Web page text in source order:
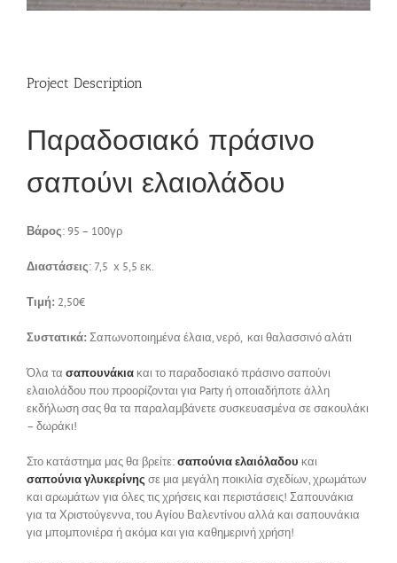
Επικοινωνία
Project Description
Παραδοσιακό πράσινο
σαπούνι ελαιολάδου
Βάρος: 95 – 100γρ
Διαστάσεις: 7,5 x 5,5 εκ.
Τιμή: 2,50€
Συστατικά: Σαπωνοποιημένα έλαια, νερό, και θαλασσινό αλάτι
Όλα τα σαπουνάκια και το παραδοσιακό πράσινο σαπούνι
ελαιολάδου που προορίζονται για Party ή οποιαδήποτε άλλη
εκδήλωση σας θα τα παραλαμβάνετε συσκευασμένα σε σακουλάκι
– δωράκι!
Στο κατάστημα μας θα βρείτε:σαπούνια ελαιόλαδου και
σαπούνια γλυκερίνηςσε μια μεγάλη ποικιλία σχεδίων, χρωμάτων
και αρωμάτων για όλες τις χρήσεις και περιστάσεις! Σαπουνάκια
για τα Χριστούγεννα, του Αγίου Βαλεντίνου αλλά και σαπουνάκια
για μπομπονιέρα ή ακόμα και για καθημερινή χρήση!